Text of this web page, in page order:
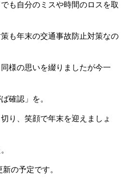
も自分のミスや時間のロスを取
も年末の交通事故防止対策なの
様の思いを綴りましたが今一
確認」を。
り、笑顔で年末を迎えましょ
の予定です。